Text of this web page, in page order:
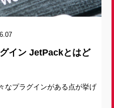
イン JetPackとはど
なプラグインがある点が挙げ